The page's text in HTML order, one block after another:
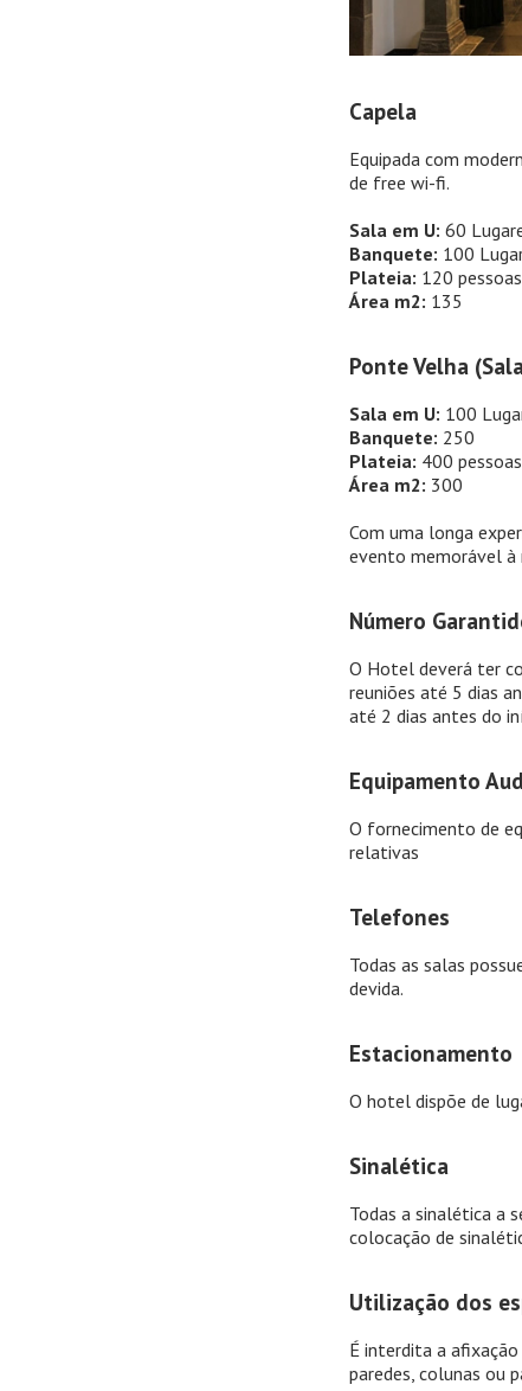
Capela
Equipada com
de free wi-fi.
Sala em U:60
Banquete: 100
Plateia: 120 pessoas
Área m2: 135
Ponte Velha
Sala em U: 100
Banquete: 250
Plateia: 400 pessoas
Área m2: 300
Com uma longa
evento memorável à
Número
O Hotel deverá ter
reuniões até 5 dias
até 2 dias antes do
Equipamento
O fornecimento de
relativas
Telefones
Todas as salas
devida.
Estacionamento
O hotel dispõe de
Sinalética
Todas a sinalética a
colocação de
Utilização dos
É interdita a
paredes, colunas ou